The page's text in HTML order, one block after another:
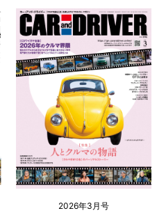
2026年3月号